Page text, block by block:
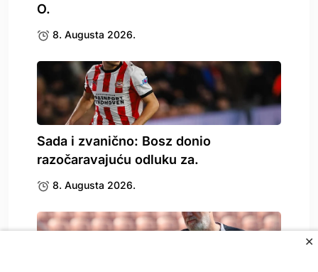
✕
O.
8. Augusta 2026.
Sada i zvanično: Bosz donio
razočaravajuću odluku za.
8. Augusta 2026.